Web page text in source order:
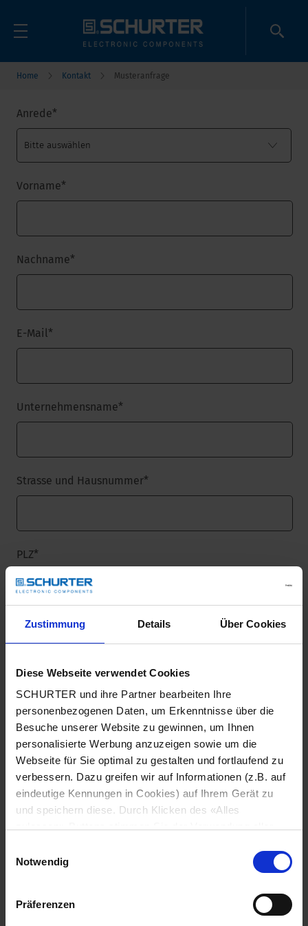
Zustimmung Details Über Cookies
Diese Webseite verwendet Cookies
SCHURTER und ihre Partner bearbeiten Ihre
personenbezogenen Daten, um Erkenntnisse über die
Besuche unserer Website zu gewinnen, um Ihnen
personalisierte Werbung anzuzeigen sowie um die
Webseite für Sie optimal zu gestalten und fortlaufend zu
verbessern. Dazu greifen wir auf Informationen (z.B. auf
eindeutige Kennungen in Cookies) auf Ihrem Gerät zu
und speichern diese. Durch Klicken des «Alles
zu. Sie können Ihre Einstellungen jederzeit ändern, indem
Sie auf «Cookie-Einstellungen verwalten» am Seitenende
klicken. Ihre Einstellungen werden unseren Partnern
gemeldet und haben keinen Einfluss auf die
Notwendig
Präferenzen
Home Kontakt Musteranfrage
Anrede*
Vorname*
Nachname*
E-Mail*
Unternehmensname*
Strasse und Hausnummer*
PLZ*
Stadt*
Land*
Telefonnummer*